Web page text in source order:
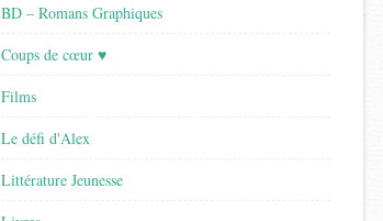
BD – Romans Graphiques
Coups de cœur ♥
Films
Le défi d'Alex
Littérature Jeunesse